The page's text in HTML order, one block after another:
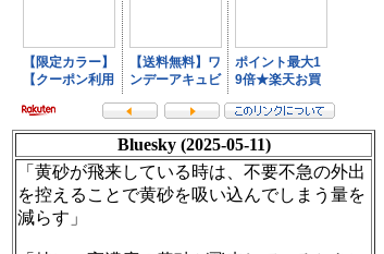
Bluesky (2025-05-11)
「黄砂が飛来している時は、不要不急の外出
を控えることで黄砂を吸い込んでしまう量を
減らす」